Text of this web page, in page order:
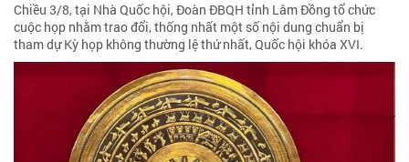
Chiều 3/8, tại Nhà Quốc hội, Đoàn ĐBQH tỉnh Lâm Đồng tổ chức
cuộc họp nhằm trao đổi, thống nhất một số nội dung chuẩn bị
tham dự Kỳ họp không thường lệ thứ nhất, Quốc hội khóa XVI.